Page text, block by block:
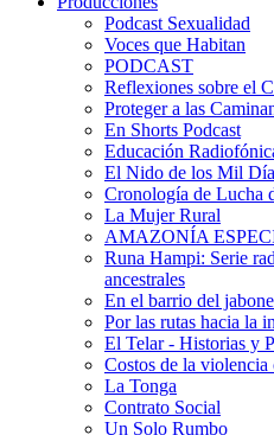
Podcast Sexualidad
Voces que Habitan
PODCAST
Reflexiones sobre el
Proteger a las
En Shorts Podcast
Educación
El Nido de los Mil
Cronología de Lucha
La Mujer Rural
AMAZONÍA
Runa Hampi: Serie
ancestrales
En el barrio del
Por las rutas hacia la
El Telar - Historias y
Costos de la violencia
La Tonga
Contrato Social
Un Solo Rumbo